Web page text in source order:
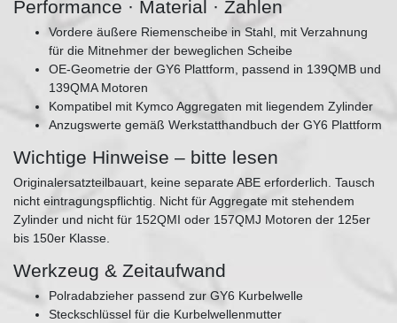
Performance · Material · Zahlen
Vordere äußere Riemenscheibe in Stahl, mit Verzahnung
für die Mitnehmer der beweglichen Scheibe
OE-Geometrie der GY6 Plattform, passend in 139QMB und
139QMA Motoren
Kompatibel mit Kymco Aggregaten mit liegendem Zylinder
Anzugswerte gemäß Werkstatthandbuch der GY6 Plattform
Wichtige Hinweise – bitte lesen
Originalersatzteilbauart, keine separate ABE erforderlich. Tausch
nicht eintragungspflichtig. Nicht für Aggregate mit stehendem
Zylinder und nicht für 152QMI oder 157QMJ Motoren der 125er
bis 150er Klasse.
Werkzeug & Zeitaufwand
Polradabzieher passend zur GY6 Kurbelwelle
Steckschlüssel für die Kurbelwellenmutter